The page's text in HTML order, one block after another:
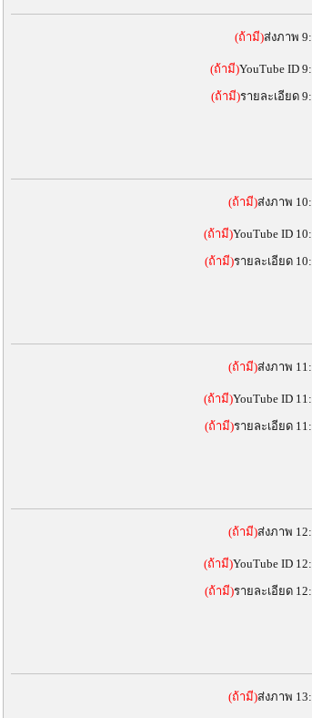
(ถ้ามี)ส่งภาพ 9:
(ถ้ามี)YouTube ID 9:
(ถ้ามี)รายละเอียด 9:
(ถ้ามี)ส่งภาพ 10:
(ถ้ามี)YouTube ID 10:
(ถ้ามี)รายละเอียด 10:
(ถ้ามี)ส่งภาพ 11:
(ถ้ามี)YouTube ID 11:
(ถ้ามี)รายละเอียด 11:
(ถ้ามี)ส่งภาพ 12:
(ถ้ามี)YouTube ID 12:
(ถ้ามี)รายละเอียด 12:
(ถ้ามี)ส่งภาพ 13: